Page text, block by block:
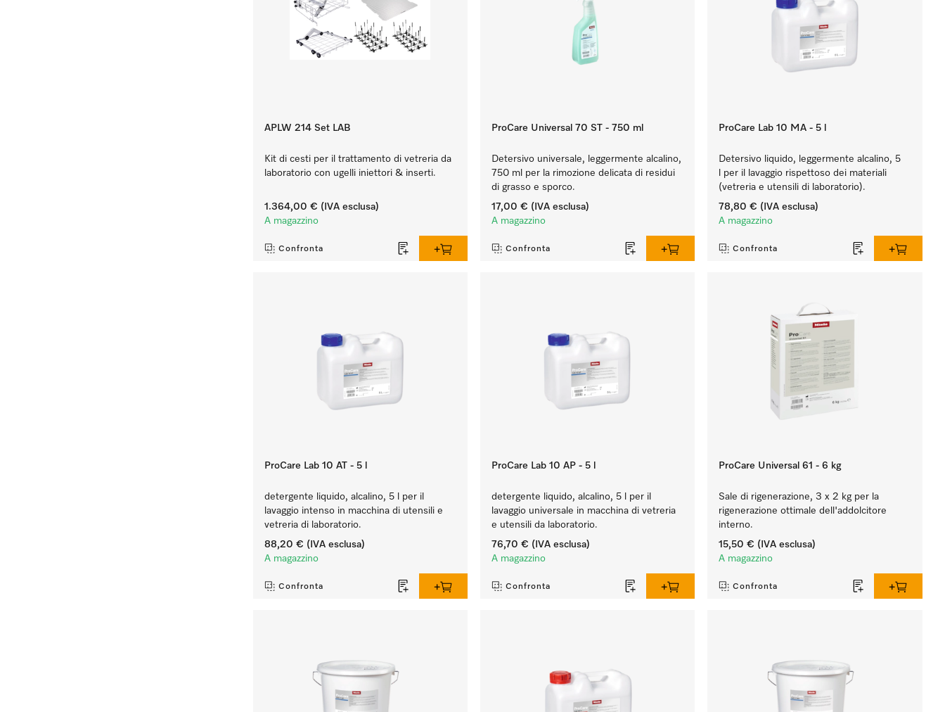
APLW 214 Set LAB
Kit di cesti per il trattamento di vetreria da
laboratorio con ugelli iniettori & inserti.
1.364,00 € (IVA esclusa)
A magazzino
Confronta
ProCare Universal 70 ST - 750 ml
Detersivo universale, leggermente alcalino,
750 ml per la rimozione delicata di residui
di grasso e sporco.
17,00 € (IVA esclusa)
A magazzino
Confronta
ProCare Lab 10 MA - 5 l
Detersivo liquido, leggermente alcalino, 5
l per il lavaggio rispettoso dei materiali
(vetreria e utensili di laboratorio).
78,80 € (IVA esclusa)
A magazzino
Confronta
ProCare Lab 10 AT - 5 l
detergente liquido, alcalino, 5 l per il
lavaggio intenso in macchina di utensili e
vetreria di laboratorio.
88,20 € (IVA esclusa)
A magazzino
Confronta
ProCare Lab 10 AP - 5 l
detergente liquido, alcalino, 5 l per il
lavaggio universale in macchina di vetreria
e utensili da laboratorio.
76,70 € (IVA esclusa)
A magazzino
Confronta
ProCare Universal 61 - 6 kg
Sale di rigenerazione, 3 x 2 kg per la
rigenerazione ottimale dell'addolcitore
interno.
15,50 € (IVA esclusa)
A magazzino
Confronta